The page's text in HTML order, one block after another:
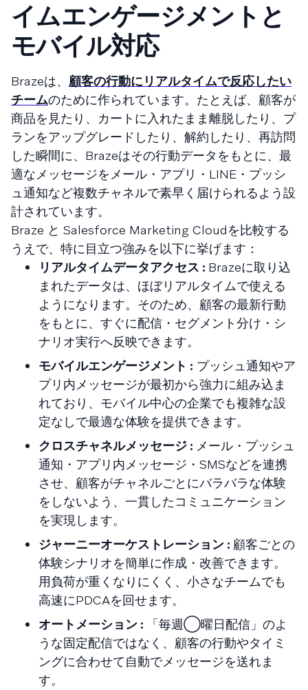
イムエンゲージメントと
モバイル対応
Brazeは、 顧客の行動にリアルタイムで反応したい
チームのために作られています。たとえば、顧客が
商品を見たり、カートに入れたまま離脱したり、プ
ランをアップグレードしたり、解約したり、再訪問
した瞬間に、Brazeはその行動データをもとに、最
適なメッセージをメール・アプリ・LINE・プッシ
ュ通知など複数チャネルで素早く届けられるよう設
計されています。
Braze と Salesforce Marketing Cloudを比較する
うえで、特に目立つ強みを以下に挙げます：
リアルタイムデータアクセス : Brazeに取り込
まれたデータは、ほぼリアルタイムで使える
ようになります。そのため、顧客の最新行動
をもとに、すぐに配信・セグメント分け・シ
ナリオ実行へ反映できます。
モバイルエンゲージメント : プッシュ通知やア
プリ内メッセージが最初から強力に組み込ま
れており、モバイル中心の企業でも複雑な設
定なしで最適な体験を提供できます。
クロスチャネルメッセージ : メール・プッシュ
通知・アプリ内メッセージ・SMSなどを連携
させ、顧客がチャネルごとにバラバラな体験
をしないよう、一貫したコミュニケーション
を実現します。
ジャーニーオーケストレーション : 顧客ごとの
体験シナリオを簡単に作成・改善できます。
用負荷が重くなりにくく、小さなチームでも
高速にPDCAを回せます。
オートメーション :
「毎週◯曜日配信」のよ
うな固定配信ではなく、顧客の行動やタイミ
ングに合わせて自動でメッセージを送れま
す。